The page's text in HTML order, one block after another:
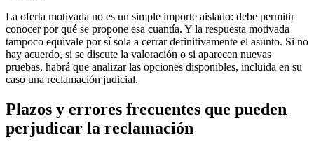
La oferta motivada no es un simple importe aislado: debe permitir
conocer por qué se propone esa cuantía. Y la respuesta motivada
tampoco equivale por sí sola a cerrar definitivamente el asunto. Si no
hay acuerdo, si se discute la valoración o si aparecen nuevas
pruebas, habrá que analizar las opciones disponibles, incluida en su
caso una reclamación judicial.
Plazos y errores frecuentes que pueden
perjudicar la reclamación